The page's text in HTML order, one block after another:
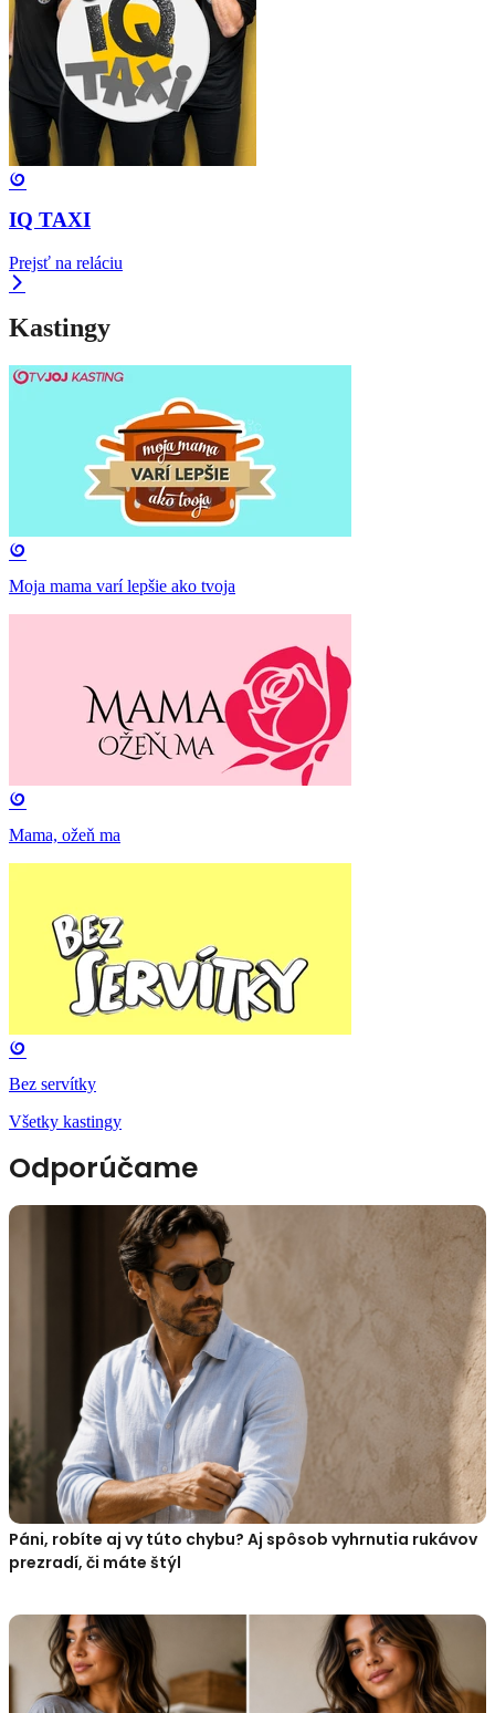
IQ TAXI
Prejsť na reláciu
Kastingy
Moja mama varí lepšie ako tvoja
Mama, ožeň ma
Bez servítky
Všetky kastingy
Odporúčame
Páni, robíte aj vy túto chybu? Aj spôsob vyhrnutia rukávov
prezradí, či máte štýl